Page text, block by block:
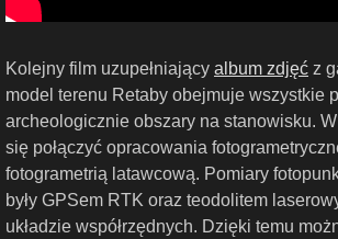
Kolejny film uzupełniający album zdjęć z
model terenu Retaby obejmuje wszystkie
archeologicznie obszary na stanowisku.
się połączyć opracowania
fotogrametrią latawcową. Pomiary
były GPSem RTK oraz teodolitem
układzie współrzędnych. Dzięki temu